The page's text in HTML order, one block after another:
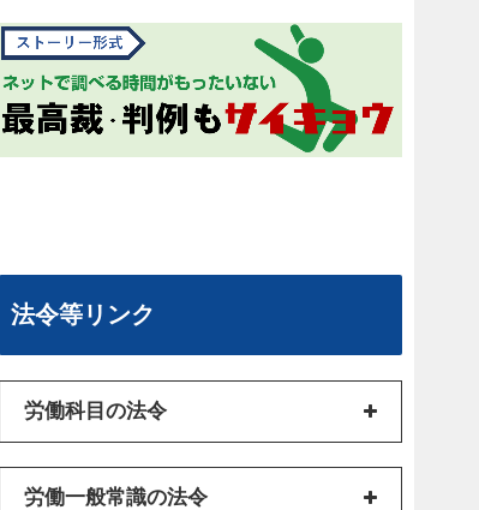
法令等リンク
労働科目の法令
労働一般常識の法令